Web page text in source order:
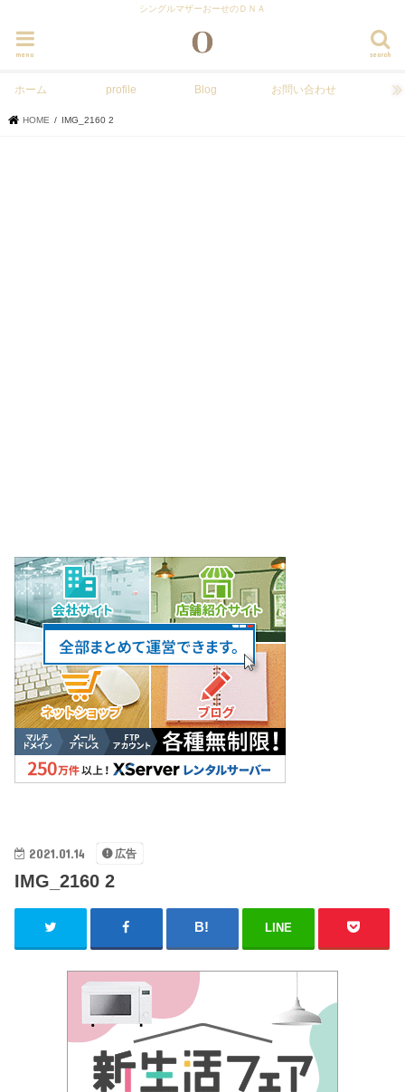
シングルマザーおーせのＤＮＡ
search
menu
ホーム profile Blog お問い合わせ
HOME IMG_2160 2
2021.01.14 広告
IMG_2160 2
LINE